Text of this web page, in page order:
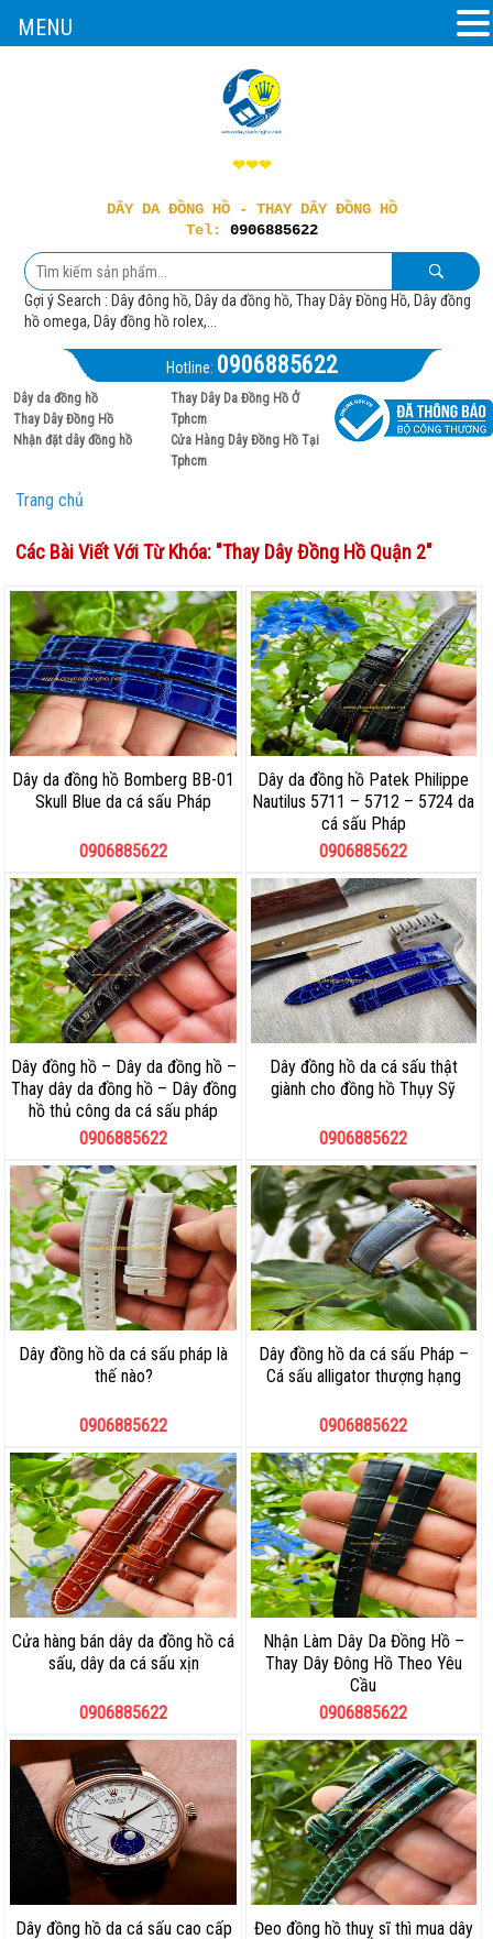
❤❤❤
DÂY DA ĐỒNG HỒ - THAY DÂY ĐỒNG HỒ
Tel: 0906885622
Gợi ý Search : Dây đông hồ, Dây da đồng hồ, Thay Dây Đồng Hồ, Dây đồng
hồ omega, Dây đồng hồ rolex,...
Hotline: 0906885622
Dây da đồng hồ
Thay Dây Đồng Hồ
Nhận đặt dây đồng hồ
Thay Dây Da Đồng Hồ Ở
Tphcm
Cửa Hàng Dây Đồng Hồ Tại
Tphcm
Trang chủ
Các Bài Viết Với Từ Khóa: "Thay Dây Đồng Hồ Quận 2"
Dây da đồng hồ Bomberg BB-01
Skull Blue da cá sấu Pháp
0906885622
Dây da đồng hồ Patek Philippe
Nautilus 5711 – 5712 – 5724 da
cá sấu Pháp
0906885622
Dây đồng hồ – Dây da đồng hồ –
Thay dây da đồng hồ – Dây đồng
hồ thủ công da cá sấu pháp
0906885622
Dây đồng hồ da cá sấu thật
giành cho đồng hồ Thụy Sỹ
0906885622
Dây đồng hồ da cá sấu pháp là
thế nào?
0906885622
Dây đồng hồ da cá sấu Pháp –
Cá sấu alligator thượng hạng
0906885622
Cửa hàng bán dây da đồng hồ cá
sấu, dây da cá sấu xịn
0906885622
Nhận Làm Dây Da Đồng Hồ –
Thay Dây Đông Hồ Theo Yêu
Cầu
0906885622
Dây đồng hồ da cá sấu cao cấp
Đeo đồng hồ thuỵ sĩ thì mua dây
MENU